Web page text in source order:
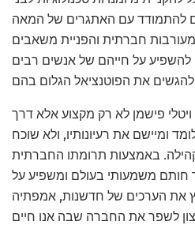
להתמודד עם האתגרים של המאה
במעורבות חברתית והפניית משאבים
להשפיע על חייהם של אנשים רבים
פישמן לא רק מקצוע אלא דרך
ומיישם את רעיונותיו, ולא שוכח
באמצעות תרומתו החברתית
חותם משמעותי בעולם ומשפיע על
את הערכים של חדשנות, אמפתיה